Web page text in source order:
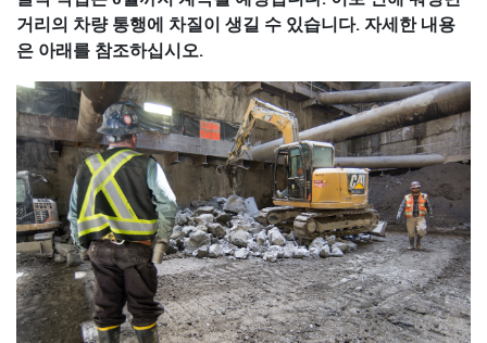
거리의 차량 통행에 차질이 생길 수 있습니다. 자세한 내용
은 아래를 참조하십시오.